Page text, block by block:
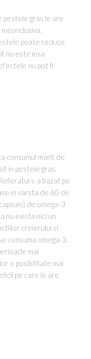
gras le are
poate reduce
nu este insa
nu pot fi
consumul marit de
in pestele gras,
s-a bazat pe
in varsta de 60 de
de omega-3
nu exista nici un
creierului si
consuma omega-3.
mai
o posibilitate mai
pe care le are